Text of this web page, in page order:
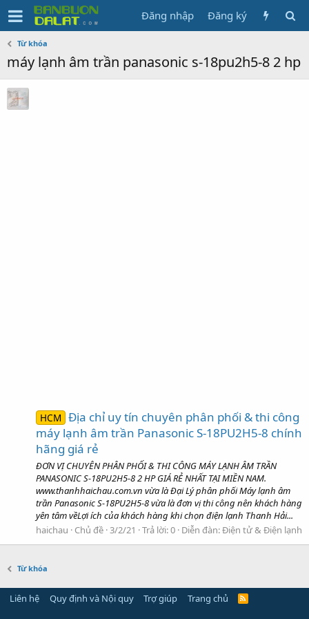
Đăng nhập Đăng ký
Từ khóa
máy lạnh âm trần panasonic s-18pu2h5-8 2 hp
HCM Địa chỉ uy tín chuyên phân phối & thi công
máy lạnh âm trần Panasonic S-18PU2H5-8 chính
hãng giá rẻ
ĐƠN VỊ CHUYÊN PHÂN PHỐI & THI CÔNG MÁY LẠNH ÂM TRẦN
PANASONIC S-18PU2H5-8 2 HP GIÁ RẺ NHẤT TẠI MIỀN NAM.
www.thanhhaichau.com.vn vừa là Đại Lý phân phối Máy lạnh âm
trần Panasonic S-18PU2H5-8 vừa là đơn vị thi công nên khách hàng
yên tâm vềLợi ích của khách hàng khi chọn điện lạnh Thanh Hải...
haichau
Chủ đề 3/2/21 Trả lời: 0 Diễn đàn:Điện tử & Điện lạnh
Từ khóa
Liên hệ Quy định và Nội quy Trợ giúp Trang chủ